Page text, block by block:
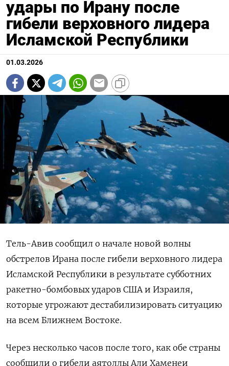
удары по Ирану после
гибели верховного лидера
Исламской Республики
01.03.2026
Тель-Авив сообщил о начале новой волны
обстрелов Ирана после гибели верховного лидера
Исламской Республики в результате субботних
ракетно-бомбовых ударов США и Израиля,
которые угрожают дестабилизировать ситуацию
на всем Ближнем Востоке.
Через ‌несколько часов после того, как обе страны
сообщили о гибели аятоллы Али Хаменеи